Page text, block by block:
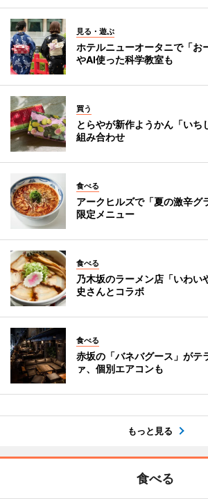
見る・遊ぶ
ホテルニューオータニで「
やAI使った科学教室も
買う
とらやが新作ようかん「い
組み合わせ
食べる
アークヒルズで「夏の激辛
限定メニュー
食べる
乃木坂のラーメン店「いわ
史さんとコラボ
食べる
赤坂の「バネバグース」が
ァ、個別エアコンも
もっと見る
食べる